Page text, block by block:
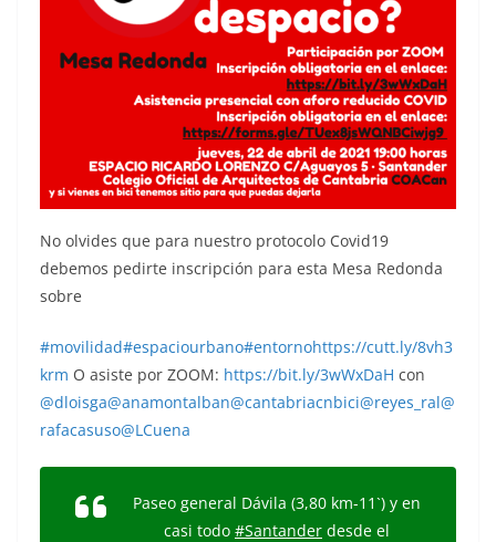
No olvides que para nuestro protocolo Covid19
debemos pedirte inscripción para esta Mesa Redonda
sobre
#movilidad#espaciourbano#entornohttps://cutt.ly/8vh3
krm O asiste por ZOOM: https://bit.ly/3wWxDaH con
@dloisga@anamontalban@cantabriacnbici@reyes_ral@
rafacasuso@LCuena
Paseo general Dávila (3,80 km-11`) y en
casi todo #Santander desde el